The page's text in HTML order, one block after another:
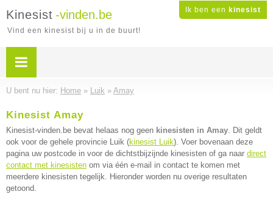
Ik ben een kinesist
Kinesist -vinden.be
Vind een kinesist bij u in de buurt!
U bent nu hier: Home » Luik » Amay
Kinesist Amay
Kinesist-vinden.be bevat helaas nog geen kinesisten in Amay. Dit geldt
ook voor de gehele provincie Luik (kinesist Luik). Voer bovenaan deze
pagina uw postcode in voor de dichtstbijzijnde kinesisten of ga naar direct
contact met kinesisten om via één e-mail in contact te komen met
meerdere kinesisten tegelijk. Hieronder worden nu overige resultaten
getoond.